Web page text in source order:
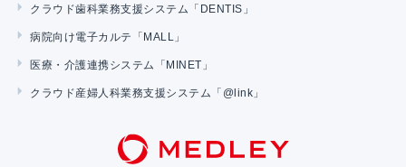
クラウド歯科業務支援システム「DENTIS」
病院向け電子カルテ「MALL」
医療・介護連携システム「MINET」
クラウド産婦人科業務支援システム「@link」